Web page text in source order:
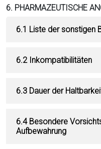
6. PHARMAZEUTISCHE
6.1 Liste der sonstigen
6.2 Inkompatibilitäten
6.3 Dauer der
6.4 Besondere
Aufbewahrung